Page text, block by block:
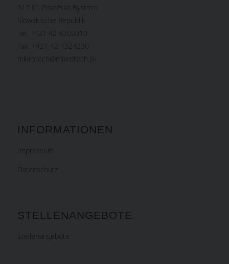
017 01 Považská Bystrica
Slowakische Republik
Tel. +421 42 4305010
Fax: +421 42 4324230
mikrotech@mikrotech.sk
INFORMATIONEN
Impressum
Datenschutz
STELLENANGEBOTE
Stellenangebote